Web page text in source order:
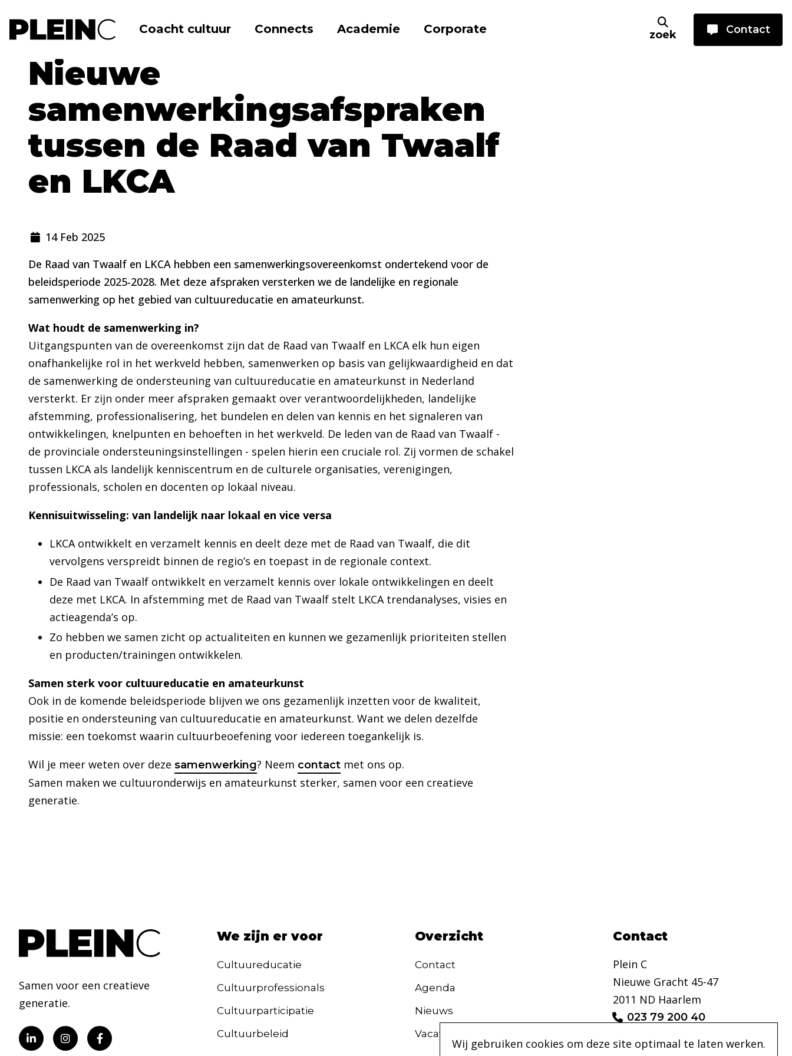
Coacht cultuur Connects Academie Corporate zoek Contact
Home Nieuws Raad van Twaalf
Nieuwe
samenwerkingsafspraken
tussen de Raad van Twaalf
en LKCA
14 Feb 2025
De Raad van Twaalf en LKCA hebben een samenwerkingsovereenkomst ondertekend voor de
beleidsperiode 2025-2028. Met deze afspraken versterken we de landelijke en regionale
samenwerking op het gebied van cultuureducatie en amateurkunst.
Wat houdt de samenwerking in?
Uitgangspunten van de overeenkomst zijn dat de Raad van Twaalf en LKCA elk hun eigen
onafhankelijke rol in het werkveld hebben, samenwerken op basis van gelijkwaardigheid en dat
de samenwerking de ondersteuning van cultuureducatie en amateurkunst in Nederland
versterkt. Er zijn onder meer afspraken gemaakt over verantwoordelijkheden, landelijke
afstemming, professionalisering, het bundelen en delen van kennis en het signaleren van
ontwikkelingen, knelpunten en behoeften in het werkveld. De leden van de Raad van Twaalf -
de provinciale ondersteuningsinstellingen - spelen hierin een cruciale rol. Zij vormen de schakel
tussen LKCA als landelijk kenniscentrum en de culturele organisaties, verenigingen,
professionals, scholen en docenten op lokaal niveau.
Kennisuitwisseling: van landelijk naar lokaal en vice versa
LKCA ontwikkelt en verzamelt kennis en deelt deze met de Raad van Twaalf, die dit
vervolgens verspreidt binnen de regio’s en toepast in de regionale context.
De Raad van Twaalf ontwikkelt en verzamelt kennis over lokale ontwikkelingen en deelt
deze met LKCA. In afstemming met de Raad van Twaalf stelt LKCA trendanalyses, visies en
actieagenda’s op.
Zo hebben we samen zicht op actualiteiten en kunnen we gezamenlijk prioriteiten stellen
en producten/trainingen ontwikkelen.
Samen sterk voor cultuureducatie en amateurkunst
Ook in de komende beleidsperiode blijven we ons gezamenlijk inzetten voor de kwaliteit,
positie en ondersteuning van cultuureducatie en amateurkunst. Want we delen dezelfde
missie: een toekomst waarin cultuurbeoefening voor iedereen toegankelijk is.
Wil je meer weten over deze samenwerking? Neem contact met ons op.
Samen maken we cultuuronderwijs en amateurkunst sterker, samen voor een creatieve
generatie.
Samen voor een creatieve
generatie.
We zijn er voor
Cultuureducatie
Cultuurprofessionals
Cultuurparticipatie
Cultuurbeleid
Overzicht
Contact
Agenda
Nieuws
Vacatures
Contact
Plein C
Nieuwe Gracht 45-47
2011 ND Haarlem
023 79 200 40
info@pleinc.nl
Wij gebruiken cookies om deze site optimaal te laten werken.